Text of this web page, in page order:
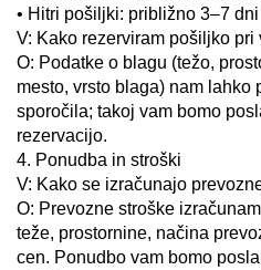
• Hitri pošiljki: približno 3–7 dni
V: Kako rezerviram pošiljko pri
O: Podatke o blagu (težo,
mesto, vrsto blaga) nam lahko
sporočila; takoj vam bomo
rezervacijo.
4. Ponudba in stroški
V: Kako se izračunajo
O: Prevozne stroške
teže, prostornine, načina
cen. Ponudbo vam bomo